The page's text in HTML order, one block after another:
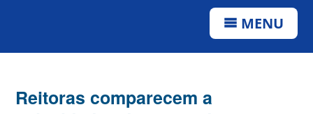
MENU
Reitoras comparecem a